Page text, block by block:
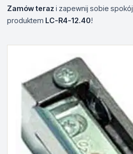
Zamów teraz i zapewnij sobie
produktem LC-R4-12.40!